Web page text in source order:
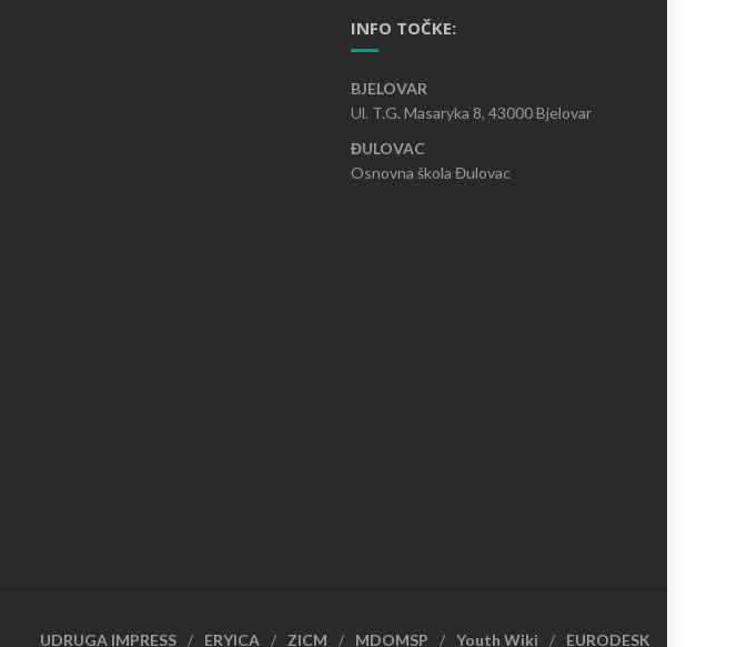
INFO TOČKE:
BJELOVAR
Ul. T.G. Masaryka 8, 43000 Bjelovar
ĐULOVAC
Osnovna škola Đulovac
UDRUGA IMPRESS ERYICA ZICM MDOMSP Youth Wiki EURODESK